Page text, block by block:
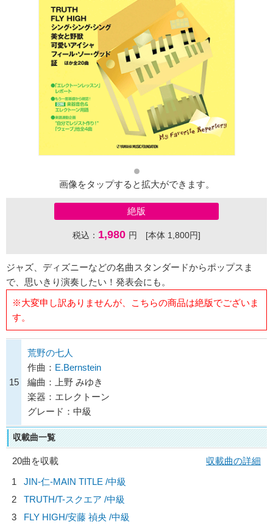
画像をタップすると拡大ができます。
絶版
税込： 1,980 円 [本体 1,800円]
ジャズ、ディズニーなどの名曲スタンダードからポップスま
で、思いきり演奏したい！発表会にも。
※大変申し訳ありませんが、こちらの商品は絶版でございま
す。
15
荒野の七人
作曲： E.Bernstein
編曲：上野 みゆき
楽器：エレクトーン
グレード：中級
収載曲一覧
20曲を収載
収載曲の詳細
1
JIN-仁-MAIN TITLE /中級
2
TRUTH/T-スクエア /中級
3
FLY HIGH/安藤 禎央 /中級